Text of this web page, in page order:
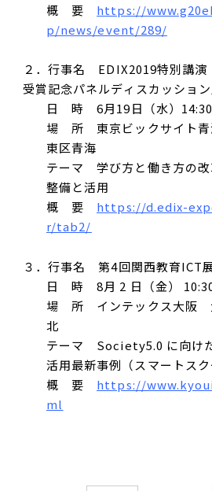
概 要 https://
p/news/event/289/
２．行事名 EDIX2019特別講演
受賞記念パネルディスカッション
日 時 6月19日（水）14:30
場 所 東京ビックサイト
東区青海
テーマ 学び方と働き方の
整備と活用
概 要 https://d.edix-
r/tab2/
３．行事名 第4回関西教育ICT
日 時 8月 2 日（金）
場 所 インテックス大阪
北
テーマ Society5.0 に向け
活用最新事例（スマートスク
概 要 https://
ml